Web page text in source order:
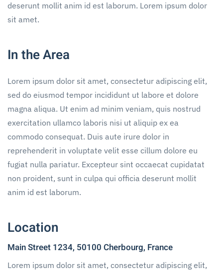
deserunt mollit anim id est laborum. Lorem ipsum dolor
sit amet.
In the Area
Lorem ipsum dolor sit amet, consectetur adipiscing elit,
sed do eiusmod tempor incididunt ut labore et dolore
magna aliqua. Ut enim ad minim veniam, quis nostrud
exercitation ullamco laboris nisi ut aliquip ex ea
commodo consequat. Duis aute irure dolor in
reprehenderit in voluptate velit esse cillum dolore eu
fugiat nulla pariatur. Excepteur sint occaecat cupidatat
non proident, sunt in culpa qui officia deserunt mollit
anim id est laborum.
Location
Main Street 1234, 50100 Cherbourg, France
Lorem ipsum dolor sit amet, consectetur adipiscing elit,